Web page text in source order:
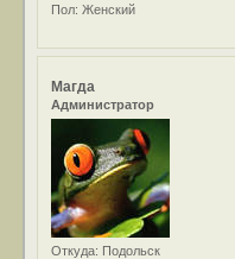
Пол: Женский
Магда
Администратор
Откуда: Подольск